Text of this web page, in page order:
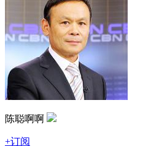
陈聪啊啊
+订阅